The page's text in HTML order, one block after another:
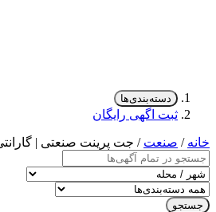
دسته‌بندی‌ها
ثبت اگهی رایگان
/صنعت/ جت پرینت صنعتی | گارانتی و